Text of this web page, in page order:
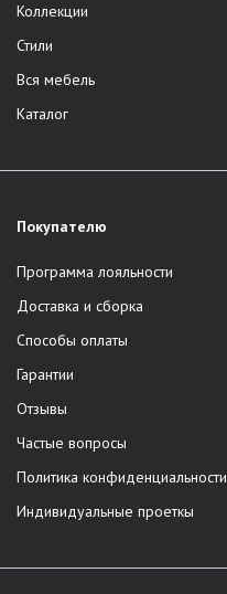
Коллекции
Стили
Вся мебель
Каталог
Покупателю
Программа лояльности
Доставка и сборка
Способы оплаты
Гарантии
Отзывы
Частые вопросы
Политика конфиденциальности
Индивидуальные проеткы